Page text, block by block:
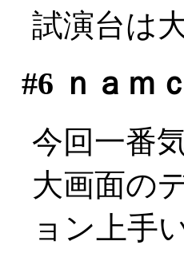
試演台は
#6 ｎａｍ
今回一番
大画面の
ョン上手